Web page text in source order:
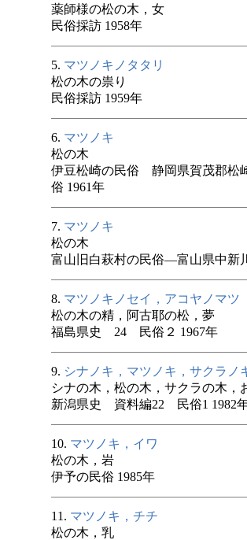
薬師様の松の木，女
民俗採訪 1958年
5. マツノキノタタリ
松の木の祟り
民俗採訪 1959年
6. マツノキ
松の木
伊豆松崎の民俗 静岡県賀茂郡松
俗 1961年
7. マツノキ
松の木
富山旧白萩村の民俗―富山県中新
8. マツノキノセイ，アコヤノマツ
松の木の精，阿古耶の松，夢
福島県史 24 民俗２ 1967年
9. シナノキ，マツノキ，サクラノ
シナの木，松の木，サクラの木，
新潟県史 資料編22 民俗1 1982
10. マツノキ，イワ
松の木，岩
伊予の民俗 1985年
11. マツノキ，チチ
松の木，乳